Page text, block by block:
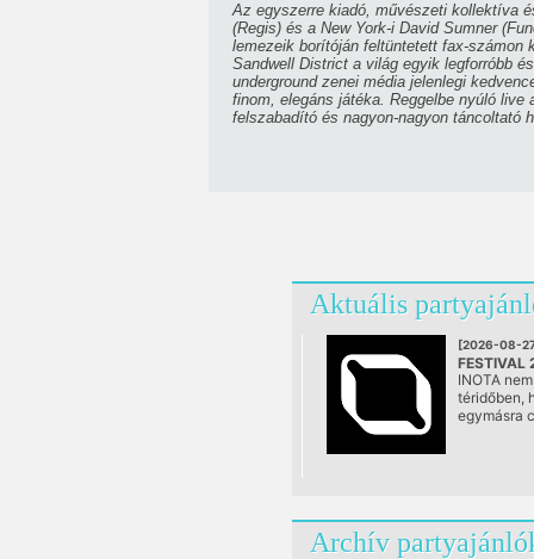
Az egyszerre kiadó, művészeti kollektíva
(Regis) és a New York-i David Sumner
lemezeik borítóján feltüntetett fax-számon
Sandwell District a világ egyik legforróbb
underground zenei média jelenlegi
finom, elegáns játéka. Reggelbe nyúló
felszabadító és nagyon-nagyon táncoltató
Aktuális
[2026-08-
FESTIVAL
@
INOTA
téridőben,
egymásra
alkotói
jövő még
Archív